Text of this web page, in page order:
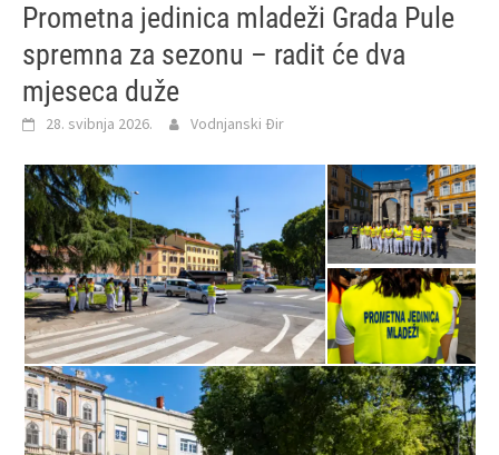
Prometna jedinica mladeži Grada Pule
spremna za sezonu – radit će dva
mjeseca duže
28. svibnja 2026. Vodnjanski Đir